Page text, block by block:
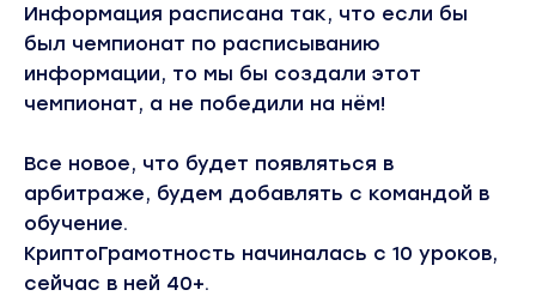
Информация расписана так, что если бы
был чемпионат по расписыванию
информации, то мы бы создали этот
чемпионат, а не победили на нём!
Все новое, что будет появляться в
арбитраже, будем добавлять с командой в
обучение.
КриптоГрамотность начиналась с 10 уроков,
сейчас в ней 40+.